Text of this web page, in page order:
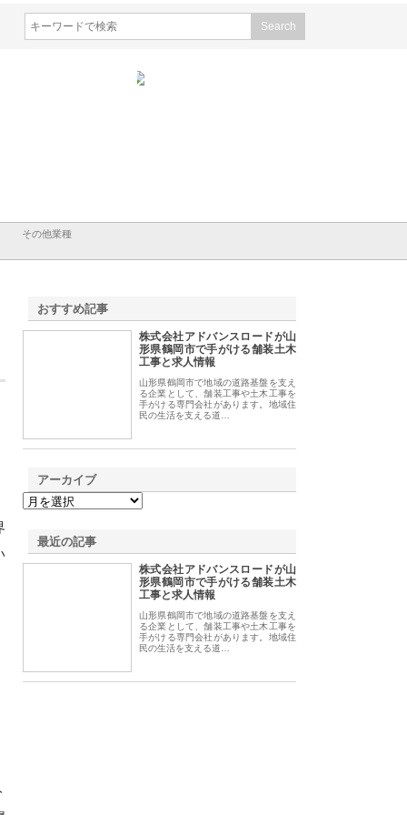
その他業種
おすすめ記事
株式会社アドバンスロードが山
形県鶴岡市で手がける舗装土木
工事と求人情報
山形県鶴岡市で地域の道路基盤を支え
る企業として、舗装工事や土木工事を
手がける専門会社があります。地域住
民の生活を支える道…
アーカイブ
最近の記事
株式会社アドバンスロードが山
形県鶴岡市で手がける舗装土木
工事と求人情報
山形県鶴岡市で地域の道路基盤を支え
る企業として、舗装工事や土木工事を
手がける専門会社があります。地域住
民の生活を支える道…